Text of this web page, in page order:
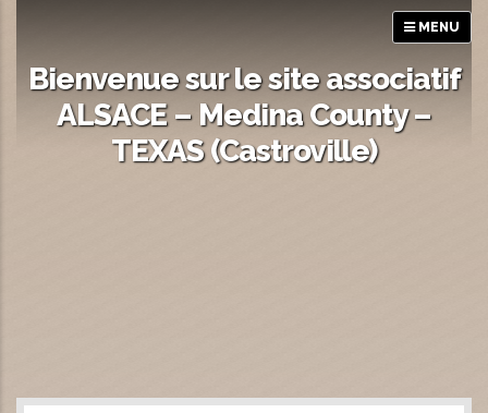
MENU
Bienvenue sur le site associatif
ALSACE – Medina County –
TEXAS (Castroville)